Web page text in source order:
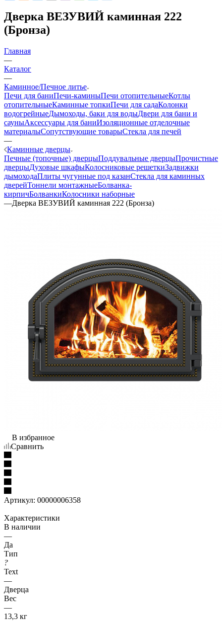
Дверка ВЕЗУВИЙ каминная 222
(Бронза)
Главная
—
Каталог
—
Каминное/Печное литье
Печи для баниПечи-каминыПечи отопительныеКотлы
отопительныеКаминные топкиПечи для садаКолонки
водогрейныеДымоходы, баки для водыДвери для бани и
сауныАксессуары для баниИзоляционные отделочные
материалыСопутствующие товарыСтекла для печей
—
Каминные дверцы
Печные (топочные) дверцыПоддувальные дверцыПрочистные
дверцыДуховые шкафыКолосниковые решеткиЗадвижки
дымоходаПлиты чугунные под казанСтекла для каминных
дверейТоннели монтажныеБолванка-
кирпичБолванкиКолосники наборные
—Дверка ВЕЗУВИЙ каминная 222 (Бронза)
В избранное
Сравнить
Артикул: 00000006358
Характеристики
В наличии
—
Да
Тип
?
Text
—
Дверца
Вес
—
13,3 кг